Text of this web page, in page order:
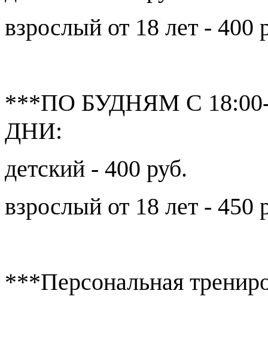
взрослый от 18 лет - 400
***ПО БУДНЯМ С
ДНИ:
детский - 400 руб.
взрослый от 18 лет - 450
***Персональная